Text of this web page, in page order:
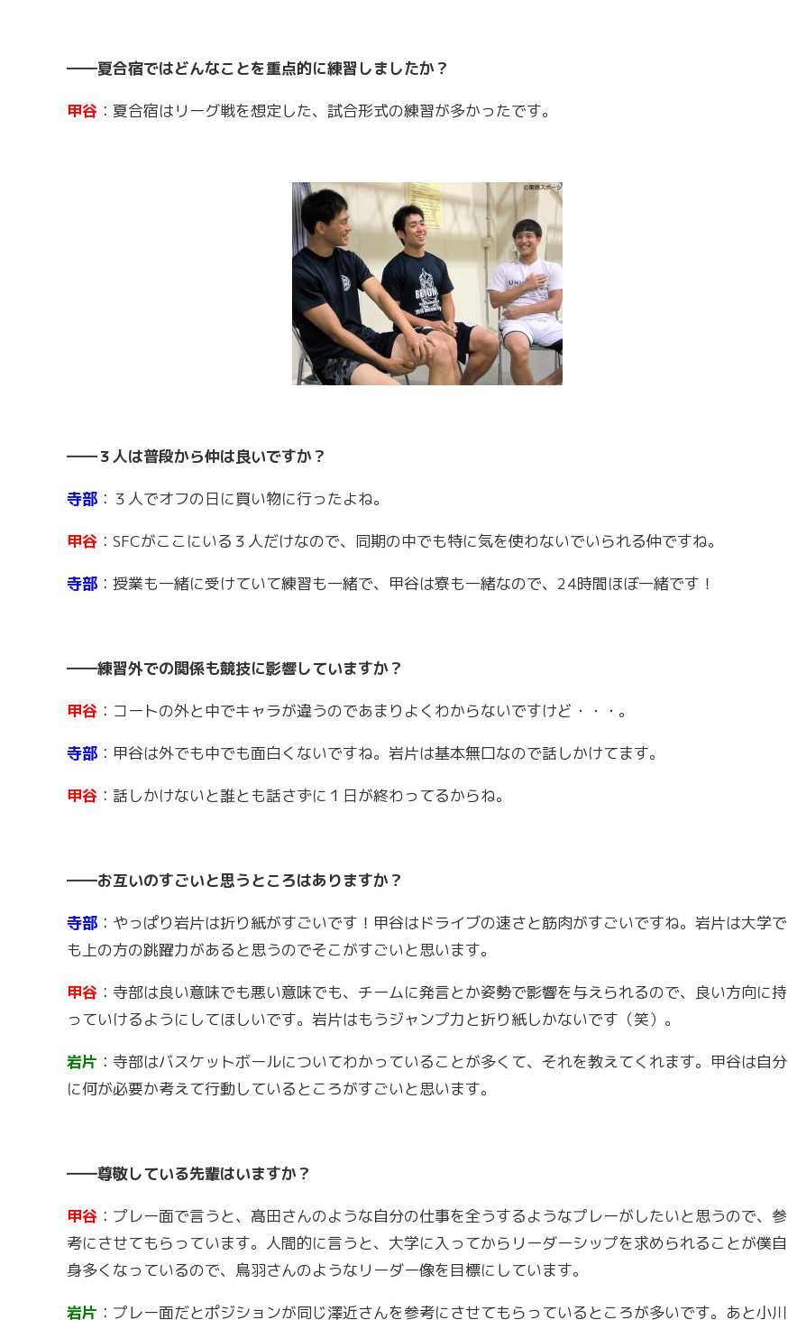
――夏合宿ではどんなことを重点的に練習しましたか？
甲谷 ：夏合宿はリーグ戦を想定した、試合形式の練習が多かったです。
――３人は普段から仲は良いですか？
寺部 ：３人でオフの日に買い物に行ったよね。
甲谷 ：SFCがここにいる３人だけなので、同期の中でも特に気を使わないでいられる仲ですね。
寺部 ：授業も一緒に受けていて練習も一緒で、甲谷は寮も一緒なので、24時間ほぼ一緒です！
――練習外での関係も競技に影響していますか？
甲谷 ：コートの外と中でキャラが違うのであまりよくわからないですけど・・・。
寺部 ：甲谷は外でも中でも面白くないですね。岩片は基本無口なので話しかけてます。
甲谷 ：話しかけないと誰とも話さずに１日が終わってるからね。
――お互いのすごいと思うところはありますか？
寺部 ：やっぱり岩片は折り紙がすごいです！甲谷はドライブの速さと筋肉がすごいですね。岩片は大学で
も上の方の跳躍力があると思うのでそこがすごいと思います。
甲谷 ：寺部は良い意味でも悪い意味でも、チームに発言とか姿勢で影響を与えられるので、良い方向に持
っていけるようにしてほしいです。岩片はもうジャンプ力と折り紙しかないです（笑）。
岩片 ：寺部はバスケットボールについてわかっていることが多くて、それを教えてくれます。甲谷は自分
に何が必要か考えて行動しているところがすごいと思います。
――尊敬している先輩はいますか？
甲谷 ：プレー面で言うと、髙田さんのような自分の仕事を全うするようなプレーがしたいと思うので、参
考にさせてもらっています。人間的に言うと、大学に入ってからリーダーシップを求められることが僕自
身多くなっているので、鳥羽さんのようなリーダー像を目標にしています。
岩片 ：プレー面だとポジションが同じ澤近さんを参考にさせてもらっているところが多いです。あと小川